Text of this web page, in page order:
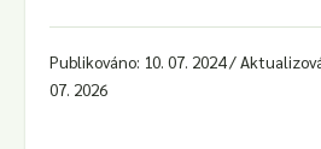
Publikováno: 10. 07. 2024 /
07. 2026